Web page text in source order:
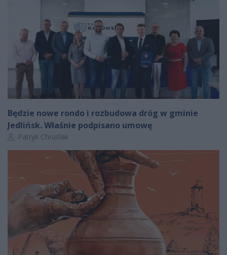
Będzie nowe rondo i rozbudowa dróg w gminie
Jedlińsk. Właśnie podpisano umowę
Autor artykułu:
Patryk Chruślak